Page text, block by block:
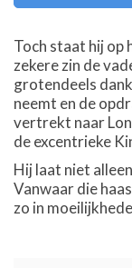
Toch staat hij op
zekere zin de
grotendeels
neemt en de
vertrekt naar
de excentrieke
Hij laat niet
Vanwaar die
zo in